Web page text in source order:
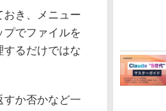
き、メニュー
でファイルを
るだけではな
か否かなど一